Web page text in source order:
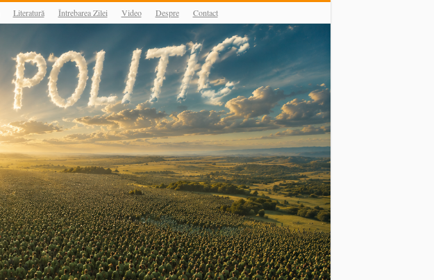
Literatură Întrebarea Zilei Video Despre Contact